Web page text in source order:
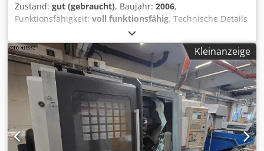
Zustand: gut (gebraucht), Baujahr: 2006,
Funktionsfähigkeit: voll funktionsfähig, Technische Details
Drehdurchmesser 660/275 mm Cjdszr Hgxopfx Aiderf
Drehlänge 1498 mm Steuerung Fanuc/Mori Seiki MSX 701
Gesamtleistungsbedarf 90 kVA Maschinengewicht ca. 26,6
t Raumbedarf ca. 5301 x 2997 x 2788 mm
Zusatzinformationen 9-Achsen CNC Dreh- und
Fräszentrum * CNC Steuerung Fanuc MSX-701 *
Frässpindel oben (B-Achse), als volle 4. Achse,
Positionierung 0,0001° * 40-fach Werkzeugmagazin * 10-
fach Revolver unten, alle Positionen angetrieben * 2 x 3-
Backen-Schnellwechselfutter KNCS-N 315/91 * KNOLL
Kleinanzeige